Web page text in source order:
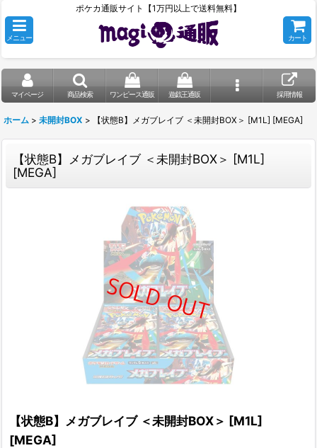
ポケカ通販サイト【1万円以上で送料無料】
メニュー カート
マイページ 商品検索 ワンピース通販 遊戯王通販 採用情報
ホーム > 未開封BOX > 【状態B】メガブレイブ ＜未開封BOX＞ [M1L] [MEGA]
【状態B】メガブレイブ ＜未開封BOX＞ [M1L]
[MEGA]
【状態B】メガブレイブ ＜未開封BOX＞ [M1L]
[MEGA]